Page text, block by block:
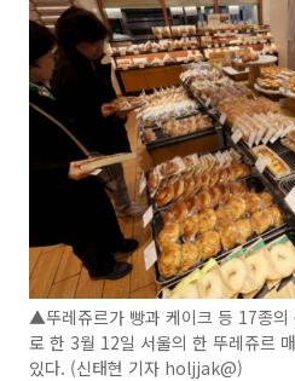
▲뚜레쥬르가 빵과 케이크 등 17종
로 한 3월 12일 서울의 한 뚜레쥬르
있다. (신태현 기자 holjjak@)